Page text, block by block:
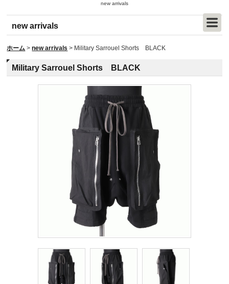
new arrivals
new arrivals
ホーム > new arrivals > Military Sarrouel Shorts BLACK
Military Sarrouel Shorts BLACK